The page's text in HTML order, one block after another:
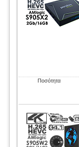
Ποσότητα